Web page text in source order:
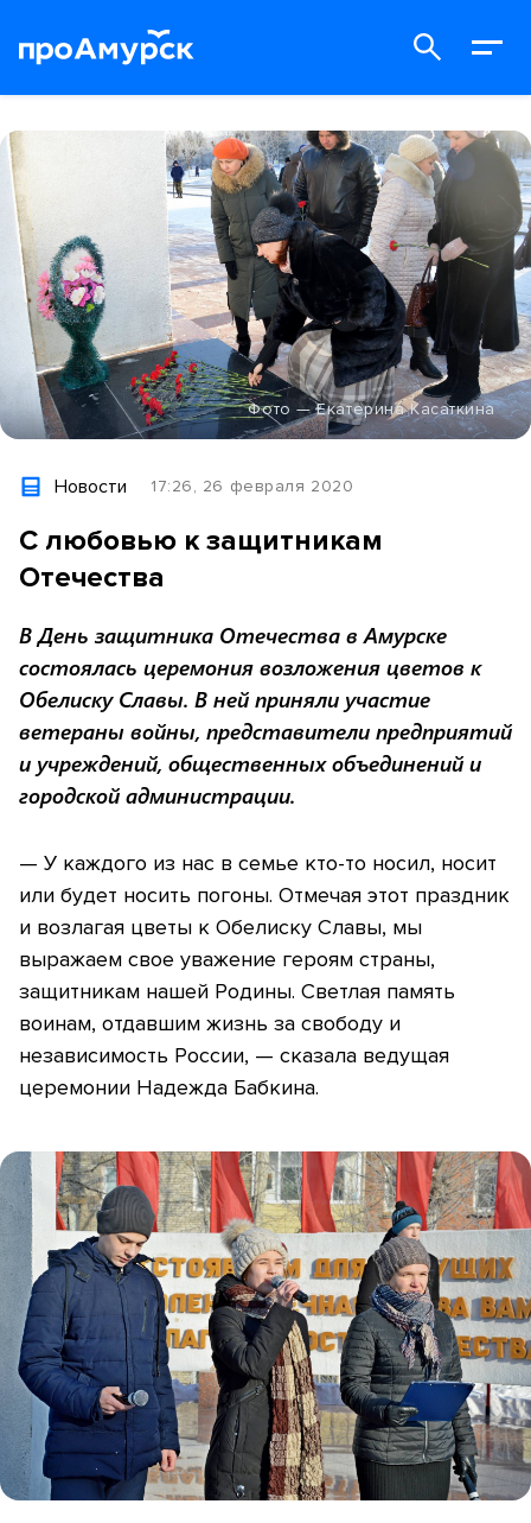
Фото — Екатерина Касаткина
Новости 17:26, 26 февраля 2020
С любовью к защитникам
Отечества
В День защитника Отечества в Амурске
состоялась церемония возложения цветов к
Обелиску Славы. В ней приняли участие
ветераны войны, представители предприятий
и учреждений, общественных объединений и
городской администрации.
— У каждого из нас в семье кто-то носил, носит
или будет носить погоны. Отмечая этот праздник
и возлагая цветы к Обелиску Славы, мы
выражаем свое уважение героям страны,
защитникам нашей Родины. Светлая память
воинам, отдавшим жизнь за свободу и
независимость России, — сказала ведущая
церемонии Надежда Бабкина.